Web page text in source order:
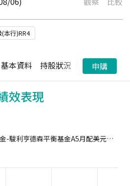
本行)RR4
基本資料 持股狀況 配息狀況
申購
效表現
-駿利亨德森平衡基金A5月配美元(本基